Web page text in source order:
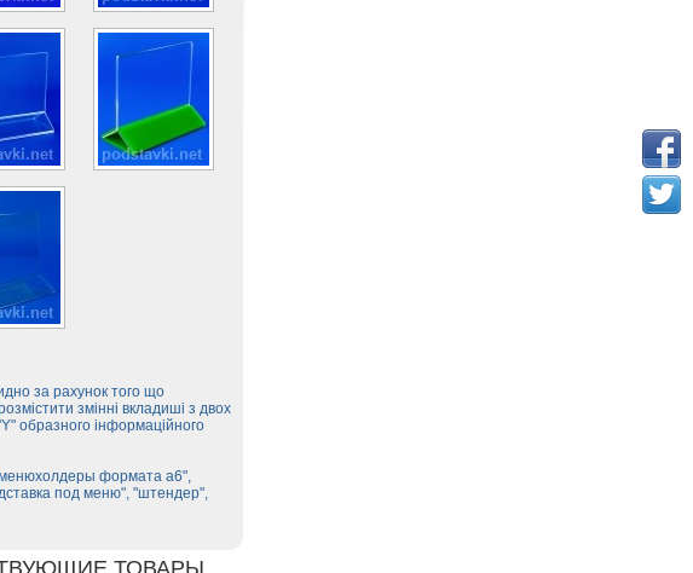
ТОВАРЫ.
за рахунок того що
змінні вкладиші з двох
образного інформаційного
формата а6",
под меню", "штендер",